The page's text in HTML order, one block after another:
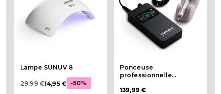
Lampe SUNUV 8
29,99 €14,95 € -50%
Ponceuse
professionnelle
139,99 €